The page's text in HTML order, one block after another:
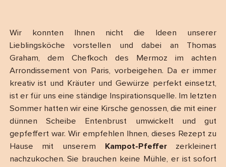
Wir konnten Ihnen nicht die Ideen unserer
Lieblingsköche vorstellen und dabei an Thomas
Graham, dem Chefkoch des Mermoz im achten
Arrondissement von Paris, vorbeigehen. Da er immer
kreativ ist und Kräuter und Gewürze perfekt einsetzt,
ist er für uns eine ständige Inspirationsquelle. Im letzten
Sommer hatten wir eine Kirsche genossen, die mit einer
dünnen Scheibe Entenbrust umwickelt und gut
gepfeffert war. Wir empfehlen Ihnen, dieses Rezept zu
Hause mit unserem
Kampot-Pfefferzerkleinert
nachzukochen. Sie brauchen keine Mühle, er ist sofort